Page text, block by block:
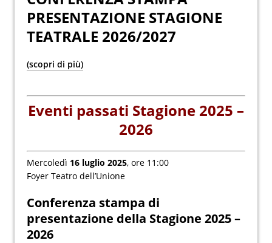
PRESENTAZIONE STAGIONE
TEATRALE 2026/2027
(scopri di più)
Eventi passati Stagione 2025 –
2026
Mercoledì 16 luglio 2025, ore 11:00
Foyer Teatro dell’Unione
Conferenza stampa di
presentazione della Stagione 2025 –
2026